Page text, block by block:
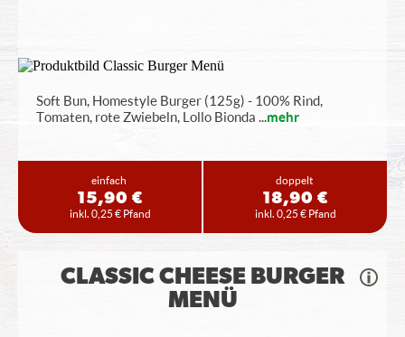
Soft Bun, Homestyle Burger (125g) - 100% Rind,
Tomaten, rote Zwiebeln, Lollo Bionda ...mehr
einfach
15,90 €
inkl. 0,25 € Pfand
doppelt
18,90 €
inkl. 0,25 € Pfand
CLASSIC CHEESE BURGER
MENÜ